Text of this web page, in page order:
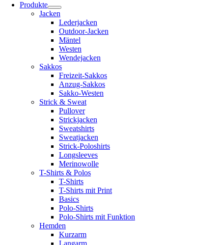
Produkte
Jacken
Lederjacken
Outdoor-Jacken
Mäntel
Westen
Wendejacken
Sakkos
Freizeit-Sakkos
Anzug-Sakkos
Sakko-Westen
Strick & Sweat
Pullover
Strickjacken
Sweatshirts
Sweatjacken
Strick-Poloshirts
Longsleeves
Merinowolle
T-Shirts & Polos
T-Shirts
T-Shirts mit Print
Basics
Polo-Shirts
Polo-Shirts mit Funktion
Hemden
Kurzarm
Langarm